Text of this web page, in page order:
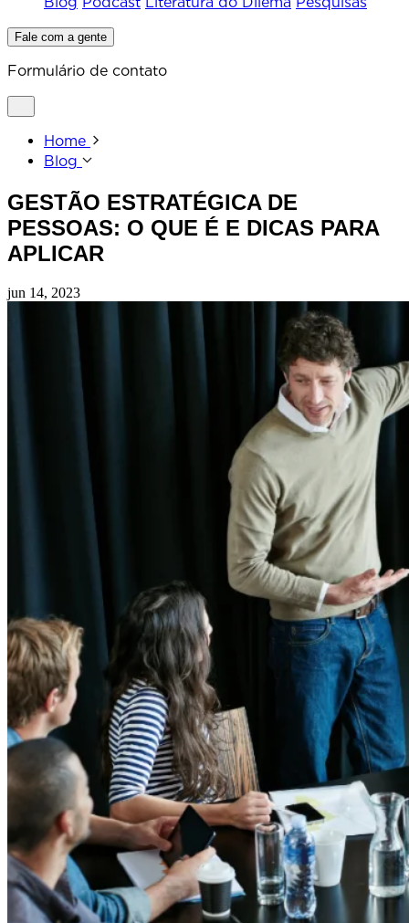
Fale com a gente
Formulário de contato
Home
Blog
GESTÃO ESTRATÉGICA DE
PESSOAS: O QUE É E DICAS PARA
APLICAR
jun 14, 2023